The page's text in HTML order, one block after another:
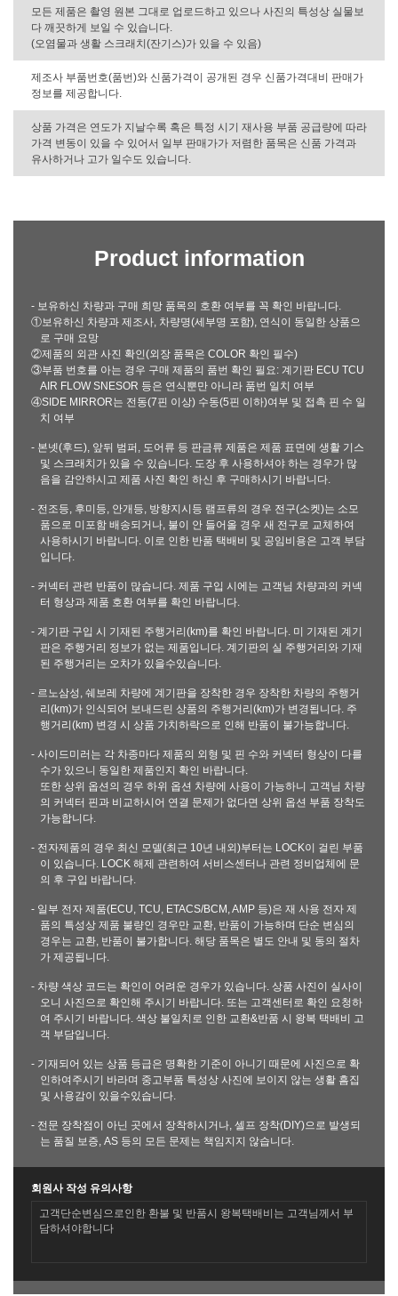
모든 제품은 촬영 원본 그대로 업로드하고 있으나 사진의 특성상 실물보
다 깨끗하게 보일 수 있습니다.
(오염물과 생활 스크래치(잔기스)가 있을 수 있음)
제조사 부품번호(품번)와 신품가격이 공개된 경우 신품가격대비 판매가
정보를 제공합니다.
상품 가격은 연도가 지날수록 혹은 특정 시기 재사용 부품 공급량에 따라
가격 변동이 있을 수 있어서 일부 판매가가 저렴한 품목은 신품 가격과
유사하거나 고가 일수도 있습니다.
Product information
- 보유하신 차량과 구매 희망 품목의 호환 여부를 꼭 확인 바랍니다.
①보유하신 차량과 제조사, 차량명(세부명 포함), 연식이 동일한 상품으
로 구매 요망
②제품의 외관 사진 확인(외장 품목은 COLOR 확인 필수)
③부품 번호를 아는 경우 구매 제품의 품번 확인 필요: 계기판 ECU TCU
AIR FLOW SNESOR 등은 연식뿐만 아니라 품번 일치 여부
④SIDE MIRROR는 전동(7핀 이상) 수동(5핀 이하)여부 및 접촉 핀 수 일
치 여부
- 본넷(후드), 앞뒤 범퍼, 도어류 등 판금류 제품은 제품 표면에 생활 기스
및 스크래치가 있을 수 있습니다. 도장 후 사용하셔야 하는 경우가 많
음을 감안하시고 제품 사진 확인 하신 후 구매하시기 바랍니다.
- 전조등, 후미등, 안개등, 방향지시등 램프류의 경우 전구(소켓)는 소모
품으로 미포함 배송되거나, 불이 안 들어올 경우 새 전구로 교체하여
사용하시기 바랍니다. 이로 인한 반품 택배비 및 공임비용은 고객 부담
입니다.
- 커넥터 관련 반품이 많습니다. 제품 구입 시에는 고객님 차량과의 커넥
터 형상과 제품 호환 여부를 확인 바랍니다.
- 계기판 구입 시 기재된 주행거리(km)를 확인 바랍니다. 미 기재된 계기
판은 주행거리 정보가 없는 제품입니다. 계기판의 실 주행거리와 기재
된 주행거리는 오차가 있을수있습니다.
- 르노삼성, 쉐보레 차량에 계기판을 장착한 경우 장착한 차량의 주행거
리(km)가 인식되어 보내드린 상품의 주행거리(km)가 변경됩니다. 주
행거리(km) 변경 시 상품 가치하락으로 인해 반품이 불가능합니다.
- 사이드미러는 각 차종마다 제품의 외형 및 핀 수와 커넥터 형상이 다를
수가 있으니 동일한 제품인지 확인 바랍니다.
또한 상위 옵션의 경우 하위 옵션 차량에 사용이 가능하니 고객님 차량
의 커넥터 핀과 비교하시어 연결 문제가 없다면 상위 옵션 부품 장착도
가능합니다.
- 전자제품의 경우 최신 모델(최근 10년 내외)부터는 LOCK이 걸린 부품
이 있습니다. LOCK 해제 관련하여 서비스센터나 관련 정비업체에 문
의 후 구입 바랍니다.
- 일부 전자 제품(ECU, TCU, ETACS/BCM, AMP 등)은 재 사용 전자 제
품의 특성상 제품 불량인 경우만 교환, 반품이 가능하며 단순 변심의
경우는 교환, 반품이 불가합니다. 해당 품목은 별도 안내 및 동의 절차
가 제공됩니다.
- 차량 색상 코드는 확인이 어려운 경우가 있습니다. 상품 사진이 실사이
오니 사진으로 확인해 주시기 바랍니다. 또는 고객센터로 확인 요청하
여 주시기 바랍니다. 색상 불일치로 인한 교환&반품 시 왕복 택배비 고
객 부담입니다.
- 기재되어 있는 상품 등급은 명확한 기준이 아니기 때문에 사진으로 확
인하여주시기 바라며 중고부품 특성상 사진에 보이지 않는 생활 흠집
및 사용감이 있을수있습니다.
- 전문 장착점이 아닌 곳에서 장착하시거나, 셀프 장착(DIY)으로 발생되
는 품질 보증, AS 등의 모든 문제는 책임지지 않습니다.
회원사 작성 유의사항
고객단순변심으로인한 환불 및 반품시 왕복택배비는 고객님께서 부
담하셔야합니다